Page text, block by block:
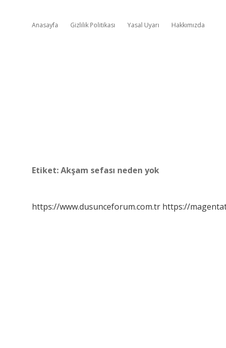
Anasayfa Gizlilik Politikası Yasal Uyarı Hakkımızda
Etiket:Akşam sefası neden yok
https://www.dusunceforum.com.tr https://